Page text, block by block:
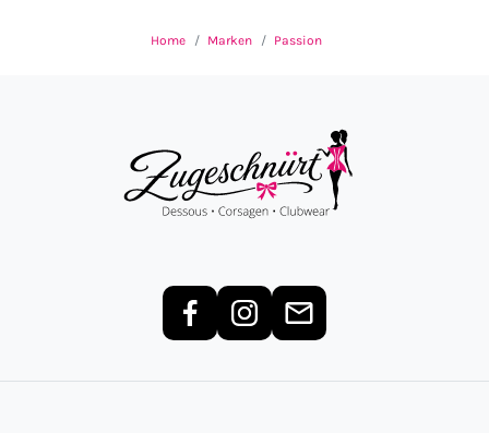
Home Marken Passion